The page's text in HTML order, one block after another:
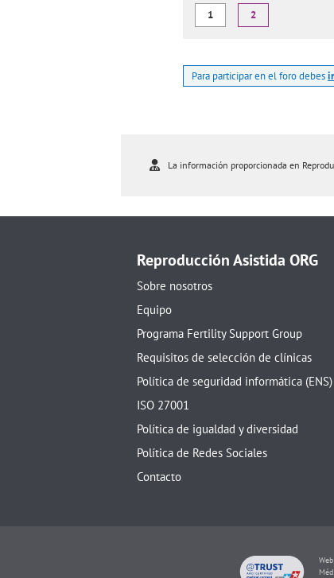
1 2
Para participar en el foro debes
La información proporcionada en
Reproducción Asistida ORG
Sobre nosotros
Equipo
Programa Fertility Support Group
Requisitos de selección de clínicas
Política de seguridad informática (ENS)
ISO 27001
Política de igualdad y diversidad
Política de Redes Sociales
Contacto